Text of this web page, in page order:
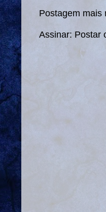
Postagem mais
Assinar: Postar